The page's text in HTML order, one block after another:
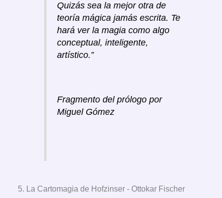
Quizás sea la mejor otra de
teoría mágica jamás escrita. Te
hará ver la magia como algo
conceptual, inteligente,
artístico.”
Fragmento del prólogo por
Miguel Gómez
5. La Cartomagia de Hofzinser - Ottokar Fischer